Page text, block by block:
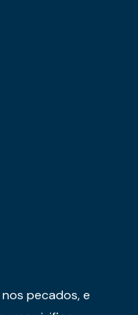
pecados, e